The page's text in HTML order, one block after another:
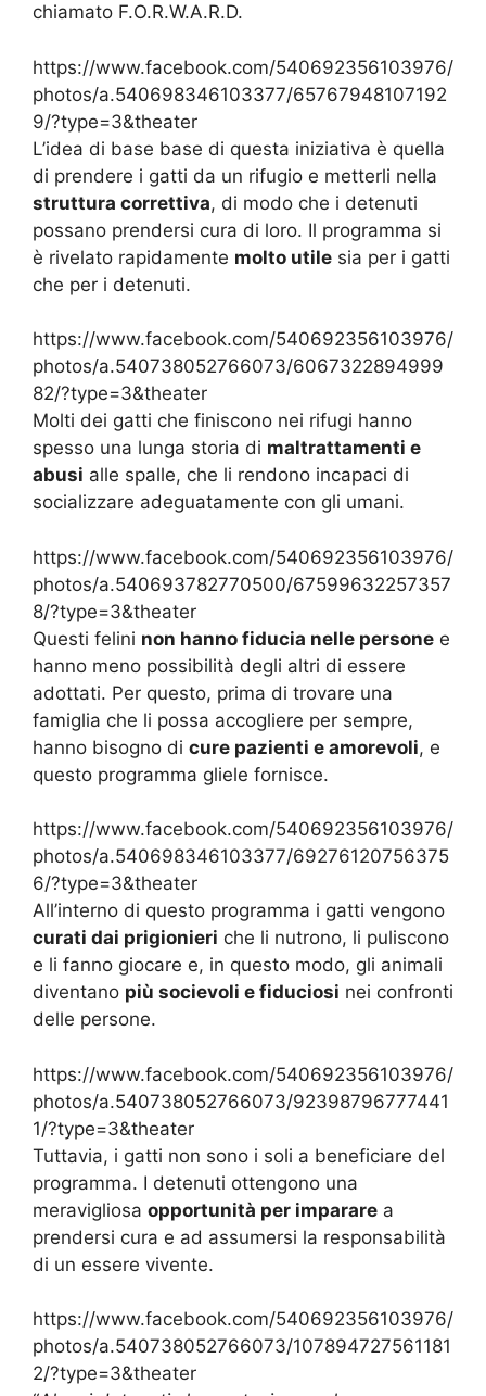
chiamato F.O.R.W.A.R.D.
https://www.facebook.com/540692356103976/
photos/a.540698346103377/65767948107192
9/?type=3&theater
L’idea di base base di questa iniziativa è quella
di prendere i gatti da un rifugio e metterli nella
struttura correttiva, di modo che i detenuti
possano prendersi cura di loro. Il programma si
è rivelato rapidamente molto utile sia per i gatti
che per i detenuti.
https://www.facebook.com/540692356103976/
photos/a.540738052766073/6067322894999
82/?type=3&theater
Molti dei gatti che finiscono nei rifugi hanno
spesso una lunga storia di maltrattamenti e
abusi alle spalle, che li rendono incapaci di
socializzare adeguatamente con gli umani.
https://www.facebook.com/540692356103976/
photos/a.540693782770500/67599632257357
8/?type=3&theater
Questi felini non hanno fiducia nelle persone e
hanno meno possibilità degli altri di essere
adottati. Per questo, prima di trovare una
famiglia che li possa accogliere per sempre,
hanno bisogno di cure pazienti e amorevoli, e
questo programma gliele fornisce.
https://www.facebook.com/540692356103976/
photos/a.540698346103377/69276120756375
6/?type=3&theater
All’interno di questo programma i gatti vengono
curati dai prigionieri che li nutrono, li puliscono
e li fanno giocare e, in questo modo, gli animali
diventano più socievoli e fiduciosi nei confronti
delle persone.
https://www.facebook.com/540692356103976/
photos/a.540738052766073/92398796777441
1/?type=3&theater
Tuttavia, i gatti non sono i soli a beneficiare del
programma. I detenuti ottengono una
meravigliosa opportunità per imparare a
prendersi cura e ad assumersi la responsabilità
di un essere vivente.
https://www.facebook.com/540692356103976/
photos/a.540738052766073/107894727561181
2/?type=3&theater